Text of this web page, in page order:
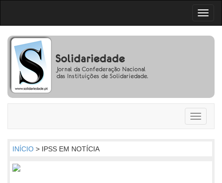
Toggle
INÍCIO > IPSS EM NOTÍCIA